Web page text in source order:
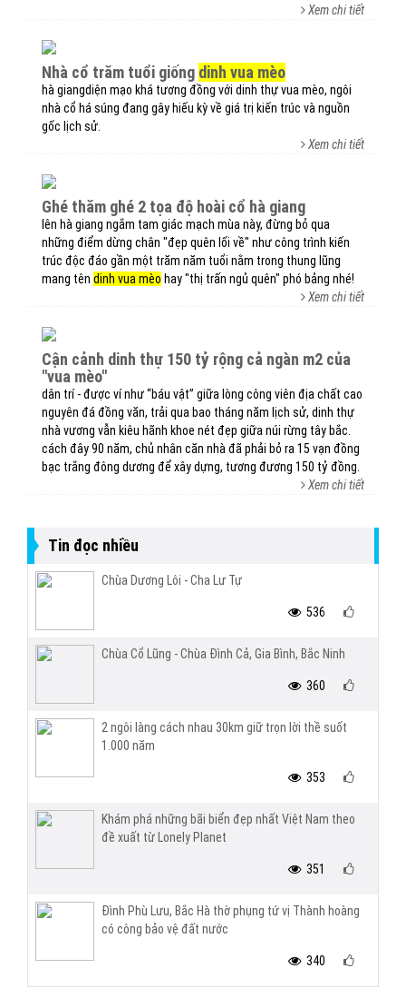
Xem chi tiết
nhà cổ trăm tuổi giống dinh vua mèo
hà giangdiện mạo khá tương đồng với dinh thự vua mèo, ngôi
nhà cổ há súng đang gây hiếu kỳ về giá trị kiến trúc và nguồn
gốc lịch sử.
Xem chi tiết
ghé thăm ghé 2 tọa độ hoài cổ hà giang
lên hà giang ngắm tam giác mạch mùa này, đừng bỏ qua
những điểm dừng chân "đẹp quên lối về" như công trình kiến
trúc độc đáo gần một trăm năm tuổi nằm trong thung lũng
mang tên dinh vua mèo hay "thị trấn ngủ quên" phó bảng nhé!
Xem chi tiết
cận cảnh dinh thự 150 tỷ rộng cả ngàn m2 của
"vua mèo"
dân trí - được ví như “báu vật” giữa lòng công viên địa chất cao
nguyên đá đồng văn, trải qua bao tháng năm lịch sử, dinh thự
nhà vương vẫn kiêu hãnh khoe nét đẹp giữa núi rừng tây bắc.
cách đây 90 năm, chủ nhân căn nhà đã phải bỏ ra 15 vạn đồng
bạc trắng đông dương để xây dựng, tương đương 150 tỷ đồng.
Xem chi tiết
Tin đọc nhiều
Chùa Dương Lôi - Cha Lư Tự
536
Chùa Cổ Lũng - Chùa Đình Cả, Gia Bình, Bắc Ninh
360
2 ngôi làng cách nhau 30km giữ trọn lời thề suốt
1.000 năm
353
Khám phá những bãi biển đẹp nhất Việt Nam theo
đề xuất từ Lonely Planet
351
Đình Phù Lưu, Bắc Hà thờ phụng tứ vị Thành hoàng
có công bảo vệ đất nước
340